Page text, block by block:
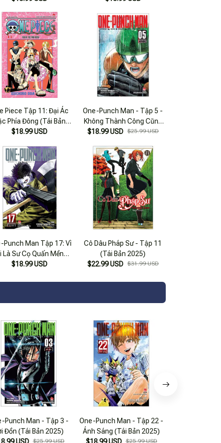
Piece Tập 11: Đại Ác
Phía Đông (Tái Bản
2022)
$18.99 USD
One-Punch Man - Tập 5 -
Không Thành Công Cũng
Thành Nhân (Tái Bản 2025)
$18.99 USD $25.99 USD
Punch Man Tập 17: Vì
Là Sư Cọ Quấn Mền?
(Tái Bản 2022)
$18.99 USD
Cô Dâu Pháp Sư - Tập 11
(Tái Bản 2025)
$22.99 USD $31.99 USD
Punch Man - Tập 3 -
Đồn (Tái Bản 2025)
$25.99 USD
One-Punch Man - Tập 22 -
Ánh Sáng (Tái Bản 2025)
$25.99 USD